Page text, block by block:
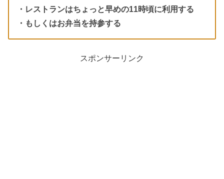
・レストランはちょっと早めの11時頃に利用する
・もしくはお弁当を持参する
スポンサーリンク